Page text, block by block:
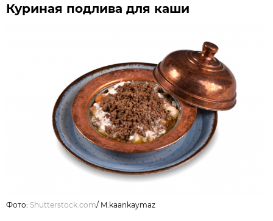
Куриная подлива для каши
Фото:Shutterstock.com/ M.kaankaymaz